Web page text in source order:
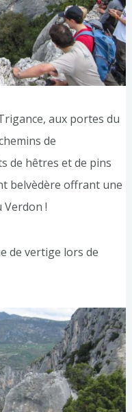
aux portes du
de
de hêtres et de pins
belvèdère offrant une
Verdon !
de vertige lors de